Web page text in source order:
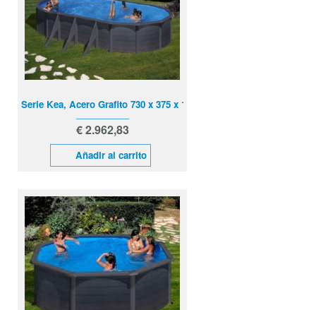
Serie Kea, Acero Grafito 730 x 375 x 120 cm
€ 2.962,83
Añadir al carrito